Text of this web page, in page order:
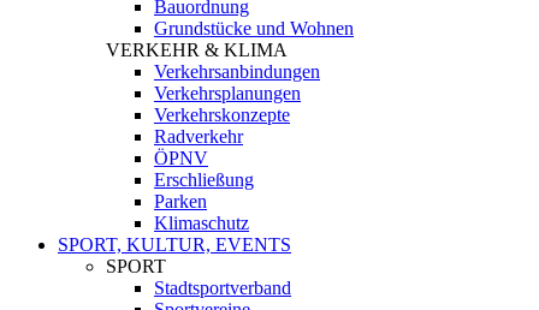
Bauordnung
Grundstücke und Wohnen
VERKEHR & KLIMA
Verkehrsanbindungen
Verkehrsplanungen
Verkehrskonzepte
Radverkehr
ÖPNV
Erschließung
Parken
Klimaschutz
SPORT, KULTUR, EVENTS
SPORT
Stadtsportverband